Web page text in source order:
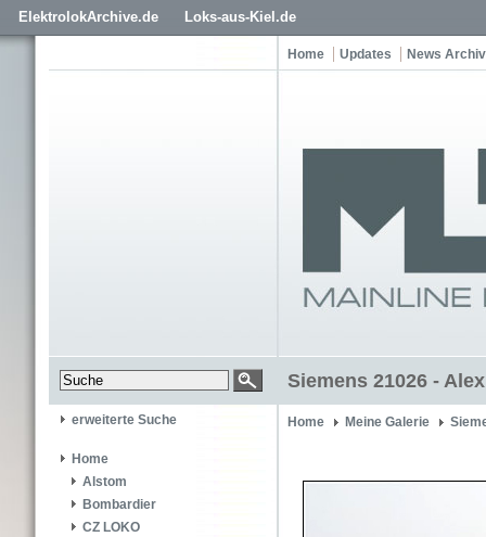
ElektrolokArchive.de Loks-aus-Kiel.de
Home Updates News Archiv
Siemens 21026 -
erweiterte Suche
Home
Alstom
Bombardier
CZ LOKO
Home Meine Galerie